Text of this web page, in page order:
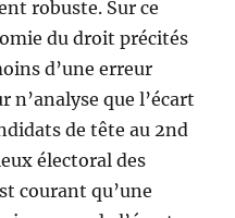
robuste. Sur ce
du droit précités
d’une erreur
n’analyse que l’écart
de tête au 2nd
électoral des
courant qu’une